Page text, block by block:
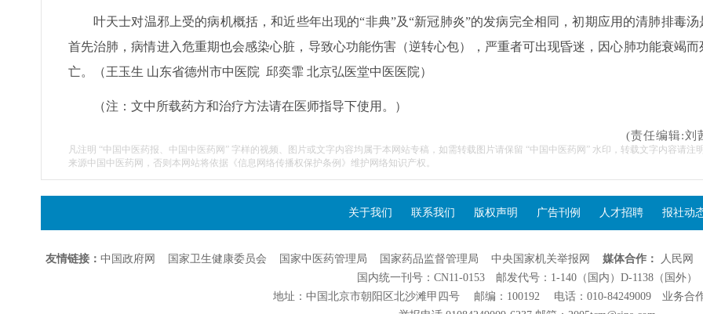
叶天士对温邪上受的病机概括，和近些年出现的“非典”及“新冠肺炎”的发病完全相同，初期应用的清肺排毒汤
首先治肺，病情进入危重期也会感染心脏，导致心功能伤害（逆转心包），严重者可出现昏迷，因心肺功能衰竭而
亡。（王玉生 山东省德州市中医院 邱奕霏 北京弘医堂中医医院）
（注：文中所载药方和治疗方法请在医师指导下使用。）
(责任编辑:刘
凡注明 “中国中医药报、中国中医药网” 字样的视频、图片或文字内容均属于本网站专稿，如需转载图片请保留 “中国中医药网” 水印，转载文字内容请注明
来源中国中医药网，否则本网站将依据《信息网络传播权保护条例》维护网络知识产权。
关于我们 联系我们 版权声明 广告刊例 人才招聘 报社动
友情链接： 中国政府网 国家卫生健康委员会 国家中医药管理局 国家药品监督管理局 中央国家机关举报网 媒体合作： 人民网
国内统一刊号：CN11-0153 邮发代号：1-140（国内）D-1138（国外）
地址：中国北京市朝阳区北沙滩甲四号 邮编：100192 电话：010-84249009 业务合作